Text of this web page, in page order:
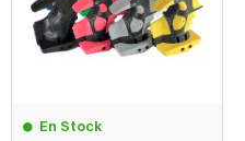
En Stock